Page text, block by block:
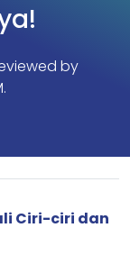
by
Ciri-ciri dan